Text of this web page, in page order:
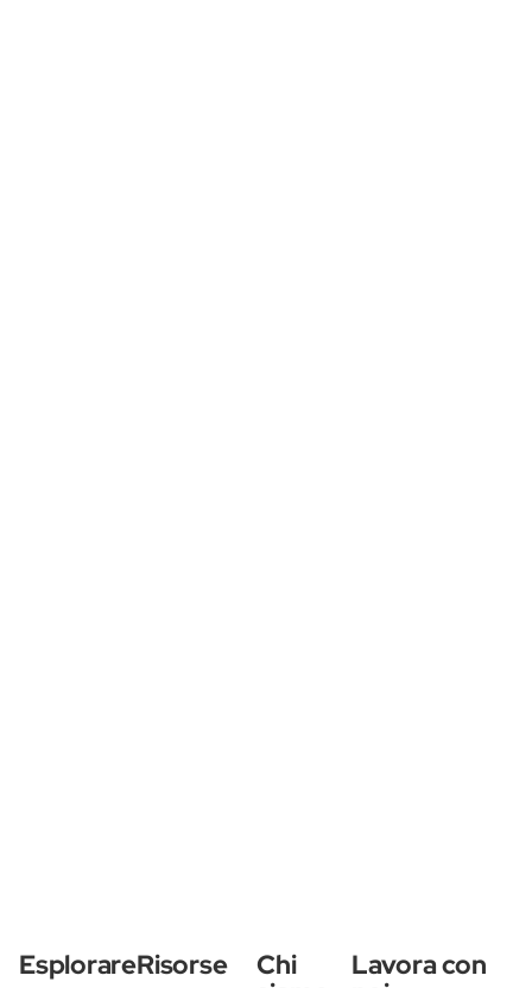
EsplorareRisorse
Chi
Lavora con